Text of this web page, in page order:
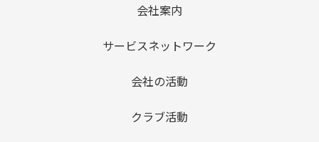
会社案内
サービスネットワーク
会社の活動
クラブ活動